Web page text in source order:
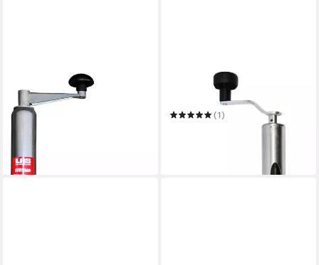
Anhänger-Stützrad
37,99 €
Anhänger-Stützrad
(1)